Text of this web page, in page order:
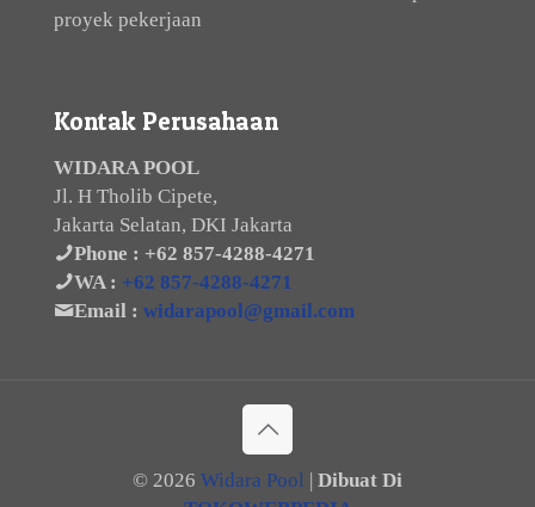
proyek pekerjaan
Kontak Perusahaan
WIDARA POOL
Jl. H Tholib Cipete,
Jakarta Selatan, DKI Jakarta
Phone : +62 857-4288-4271
WA : +62 857-4288-4271
Email : widarapool@gmail.com
© 2026 Widara Pool
Dibuat Di